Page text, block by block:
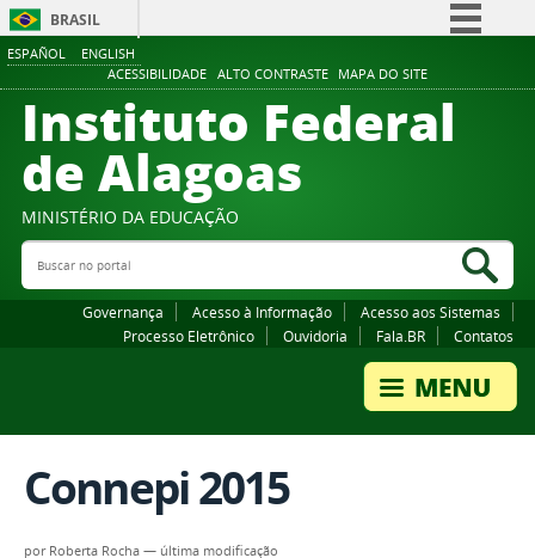
ESPAÑOL ENGLISH
ACESSIBILIDADE ALTO CONTRASTE MAPA DO SITE
BRASIL
Comunica BR
Participe
Canais
Instituto Federal
de Alagoas
MINISTÉRIO DA EDUCAÇÃO
Buscar no portal
Governança Acesso à Informação
Acesso aos Sistemas
Processo Eletrônico
Ouvidoria Fala.BR Contatos
Connepi 2015
por Roberta Rocha — última modificação